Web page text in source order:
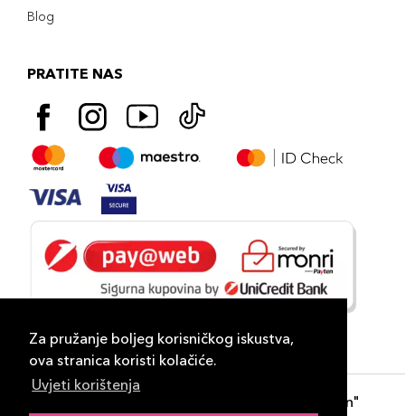
Za pružanje boljeg korisničkog iskustva,
ova stranica koristi kolačiće.
Uvjeti korištenja
Blog
PRATITE NAS
- "DP Lux Distribution"